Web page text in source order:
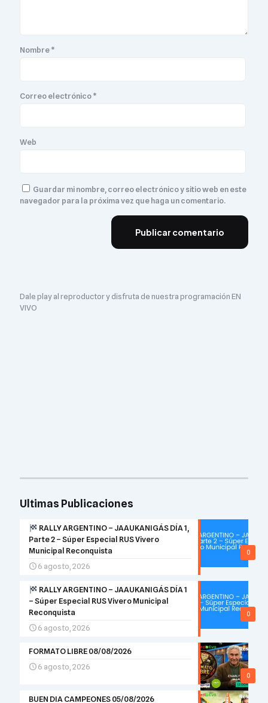
Nombre*
Correo electrónico*
Web
Guardar mi nombre, correo electrónico y sitio web en este
navegador para la próxima vez que haga un comentario.
Dale play al reproductor y disfruta de nuestra programación EN
VIVO
Ultimas Publicaciones
0
RALLY ARGENTINO – JAAUKANIGÁS DÍA 1,
Parte 2 – Súper Especial RUS Vivero
Municipal Reconquista
6 agosto, 2026
0
RALLY ARGENTINO – JAAUKANIGÁS DÍA 1
– Súper Especial RUS Vivero Municipal
Reconquista
6 agosto, 2026
0
FORMATO LIBRE 08/08/2026
6 agosto, 2026
BUEN DIA CAMPEONES 05/08/2026